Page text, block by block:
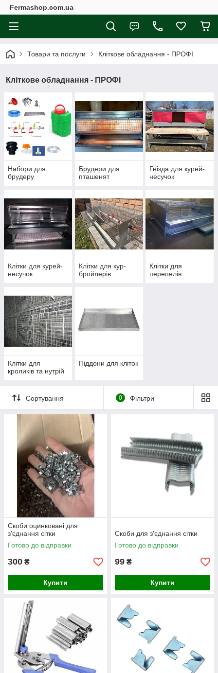
Fermashop.com.ua
Товари та послуги Кліткове обладнання - ПРОФІ
Кліткове обладнання - ПРОФІ
Набори для
брудеру
Брудери для
пташенят
Гнізда для курей-
несучок
Клітки для курей-
несучок
Клітки для кур-
бройлерів
Клітки для
перепелів
Клітки для
кроликів та нутрій
Піддони для кліток
Сортування 0 Фільтри
Скоби оцинковані для
з'єднання сітки
Готово до відправки
300 ₴
Купити
Скоби для з'єднання сітки
Готово до відправки
99 ₴
Купити